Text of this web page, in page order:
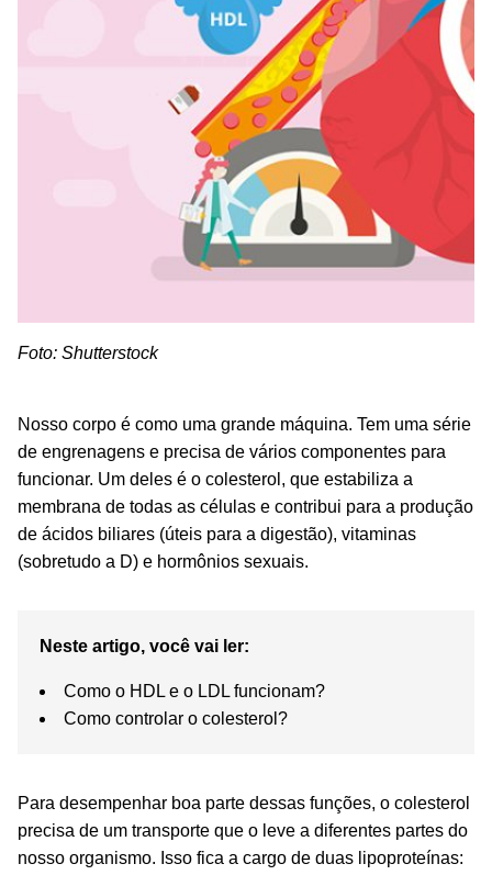
Foto: Shutterstock
Nosso corpo é como uma grande máquina. Tem uma série
de engrenagens e precisa de vários componentes para
funcionar. Um deles é o colesterol, que estabiliza a
membrana de todas as células e contribui para a produção
de ácidos biliares (úteis para a digestão), vitaminas
(sobretudo a D) e hormônios sexuais.
Neste artigo, você vai ler:
Como o HDL e o LDL funcionam?
Como controlar o colesterol?
Para desempenhar boa parte dessas funções, o colesterol
precisa de um transporte que o leve a diferentes partes do
nosso organismo. Isso fica a cargo de duas lipoproteínas: